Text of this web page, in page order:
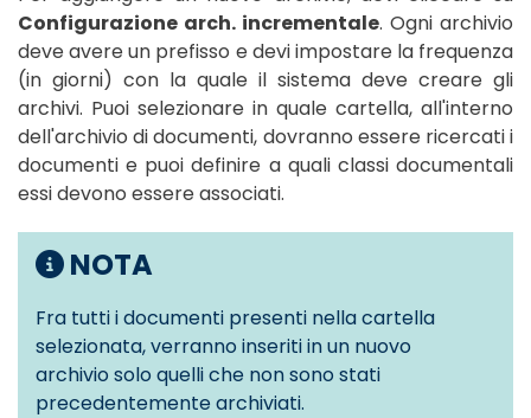
Configurazione arch. incrementale. Ogni archivio
deve avere un prefisso e devi impostare la frequenza
(in giorni) con la quale il sistema deve creare gli
archivi. Puoi selezionare in quale cartella, all'interno
dell'archivio di documenti, dovranno essere ricercati i
documenti e puoi definire a quali classi documentali
essi devono essere associati.
NOTA
Fra tutti i documenti presenti nella cartella
selezionata, verranno inseriti in un nuovo
archivio solo quelli che non sono stati
precedentemente archiviati.